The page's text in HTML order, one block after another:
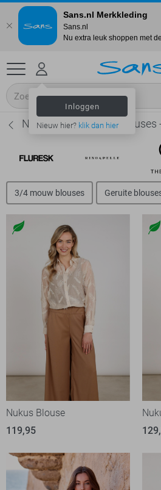
Inloggen
Nieuw hier? klik dan hier
Nukus Lange mouw blouses
3/4 mouw blouses Geruite
Nukus Blouse
119,95
Sans.nl Merkkleding
Sans.nl
Nu extra leuk shoppen met